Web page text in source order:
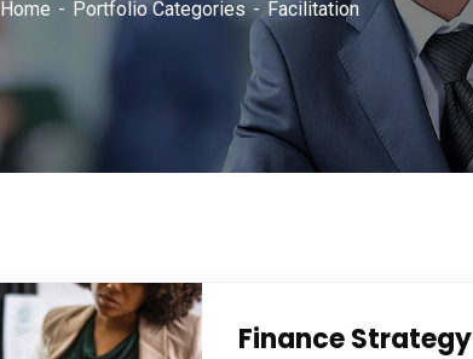
Home Portfolio Categories Facilitation
Finance Strategy